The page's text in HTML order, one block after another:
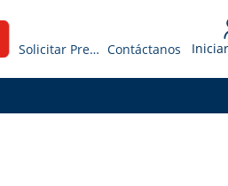
search
Solicitar Presupuesto Contáctanos